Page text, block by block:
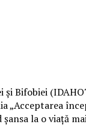
Bifobiei
„Acceptarea
la o viață